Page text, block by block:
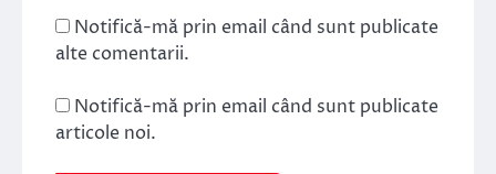
Notifică-mă prin email când sunt publicate
alte comentarii.
Notifică-mă prin email când sunt publicate
articole noi.